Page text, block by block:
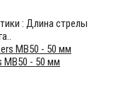
: Длина стрелы
MB50 - 50 мм